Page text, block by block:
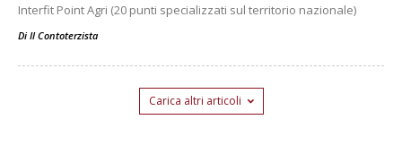
Interfit Point Agri (20 punti specializzati sul territorio nazionale)
Di Il Contoterzista
Carica altri articoli